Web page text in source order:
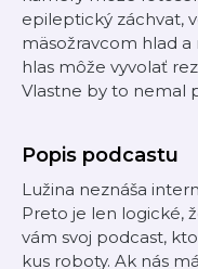
epileptický záchvat,
mäsožravcom hlad
hlas môže vyvolať
Vlastne by to nemal
Popis podcastu
Lužina neznáša
Preto je len logické,
vám svoj podcast,
kus roboty. Ak nás